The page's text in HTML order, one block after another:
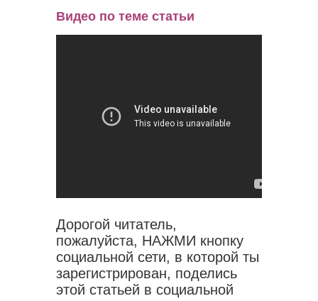
Видео по теме статьи
Дорогой читатель,
пожалуйста, НАЖМИ кнопку
социальной сети, в которой ты
зарегистрирован, поделись
этой статьей в социальной